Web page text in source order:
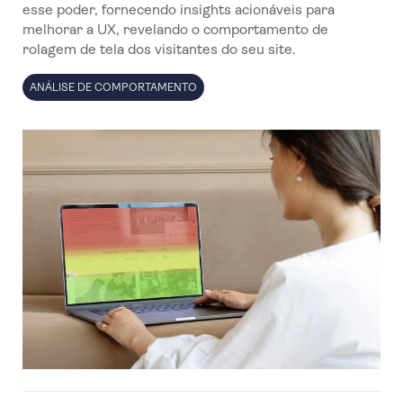
esse poder, fornecendo insights acionáveis para
melhorar a UX, revelando o comportamento de
rolagem de tela dos visitantes do seu site.
ANÁLISE DE COMPORTAMENTO